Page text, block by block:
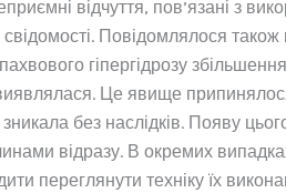
відчуття, пов’язані з
Повідомлялося
гіпергідрозу
виявлялася. Це явище
без наслідків. Появу
відразу. В окремих
переглянути техніку їх